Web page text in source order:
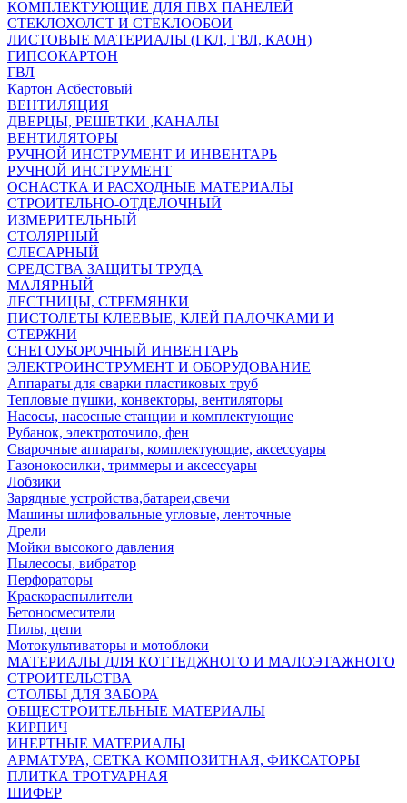
КОМПЛЕКТУЮЩИЕ ДЛЯ ПВХ ПАНЕЛЕЙ
СТЕКЛОХОЛСТ И СТЕКЛООБОИ
ЛИСТОВЫЕ МАТЕРИАЛЫ (ГКЛ, ГВЛ, КАОН)
ГИПСОКАРТОН
ГВЛ
Картон Асбестовый
ВЕНТИЛЯЦИЯ
ДВЕРЦЫ, РЕШЕТКИ ,КАНАЛЫ
ВЕНТИЛЯТОРЫ
РУЧНОЙ ИНСТРУМЕНТ И ИНВЕНТАРЬ
РУЧНОЙ ИНСТРУМЕНТ
ОСНАСТКА И РАСХОДНЫЕ МАТЕРИАЛЫ
СТРОИТЕЛЬНО-ОТДЕЛОЧНЫЙ
ИЗМЕРИТЕЛЬНЫЙ
СТОЛЯРНЫЙ
СЛЕСАРНЫЙ
СРЕДСТВА ЗАЩИТЫ ТРУДА
МАЛЯРНЫЙ
ЛЕСТНИЦЫ, СТРЕМЯНКИ
ПИСТОЛЕТЫ КЛЕЕВЫЕ, КЛЕЙ ПАЛОЧКАМИ И
СТЕРЖНИ
СНЕГОУБОРОЧНЫЙ ИНВЕНТАРЬ
ЭЛЕКТРОИНСТРУМЕНТ И ОБОРУДОВАНИЕ
Аппараты для сварки пластиковых труб
Тепловые пушки, конвекторы, вентиляторы
Насосы, насосные станции и комплектующие
Рубанок, электроточило, фен
Сварочные аппараты, комплектующие, аксессуары
Газонокосилки, триммеры и аксессуары
Лобзики
Зарядные устройства,батареи,свечи
Машины шлифовальные угловые, ленточные
Дрели
Мойки высокого давления
Пылесосы, вибратор
Перфораторы
Краскораспылители
Бетоносмесители
Пилы, цепи
Мотокультиваторы и мотоблоки
МАТЕРИАЛЫ ДЛЯ КОТТЕДЖНОГО И МАЛОЭТАЖНОГО
СТРОИТЕЛЬСТВА
СТОЛБЫ ДЛЯ ЗАБОРА
ОБЩЕСТРОИТЕЛЬНЫЕ МАТЕРИАЛЫ
КИРПИЧ
ИНЕРТНЫЕ МАТЕРИАЛЫ
АРМАТУРА, СЕТКА КОМПОЗИТНАЯ, ФИКСАТОРЫ
ПЛИТКА ТРОТУАРНАЯ
ШИФЕР